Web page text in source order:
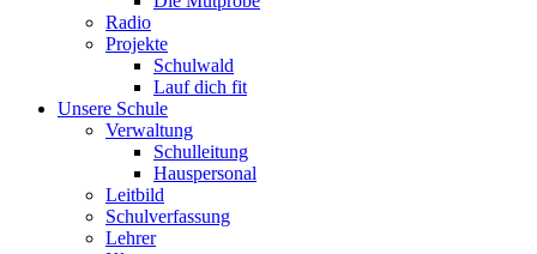
Radio
Projekte
Schulwald
Lauf dich fit
Unsere Schule
Verwaltung
Schulleitung
Hauspersonal
Leitbild
Schulverfassung
Lehrer